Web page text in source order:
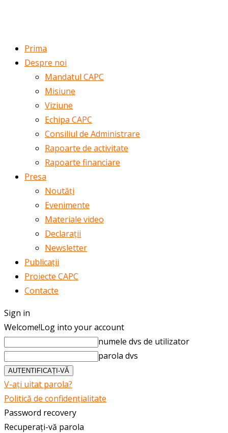
Prima
Despre noi
Mandatul CAPC
Misiune
Viziune
Echipa CAPC
Consiliul de Administrare
Rapoarte de activitate
Rapoarte financiare
Presa
Noutăți
Evenimente
Materiale video
Declarații
Newsletter
Publicații
Proiecte CAPC
Contacte
Sign in
Welcome!Log into your account
numele dvs de utilizator
parola dvs
V-ați uitat parola?
Politică de confidențialitate
Password recovery
Recuperați-vă parola